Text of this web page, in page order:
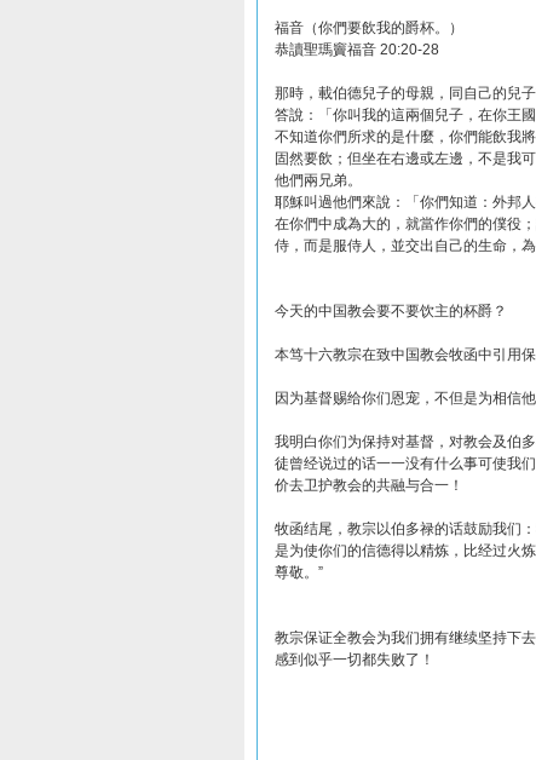
福音（你們要飲我的爵杯。）
恭讀聖瑪竇福音 20:20-28
那時，載伯德兒子的母親，同自己的兒
答說：「你叫我的這兩個兒子，在你王
不知道你們所求的是什麼，你們能飲我
固然要飲；但坐在右邊或左邊，不是我
他們兩兄弟。
耶穌叫過他們來說：「你們知道：外邦
在你們中成為大的，就當作你們的僕役
侍，而是服侍人，並交出自己的生命，為
今天的中国教会要不要饮主的杯爵？
本笃十六教宗在致中国教会牧函中引用
因为基督赐给你们恩宠，不但是为相信
我明白你们为保持对基督，对教会及伯
徒曾经说过的话一一没有什么事可使我
价去卫护教会的共融与合一！
牧函结尾，教宗以伯多禄的话鼓励我们
是为使你们的信德得以精炼，比经过火
尊敬。”
教宗保证全教会为我们拥有继续坚持下
感到似乎一切都失败了！